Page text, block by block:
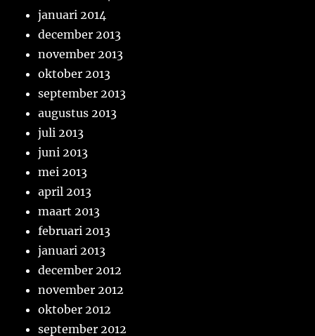
januari 2014
december 2013
november 2013
oktober 2013
september 2013
augustus 2013
juli 2013
juni 2013
mei 2013
april 2013
maart 2013
februari 2013
januari 2013
december 2012
november 2012
oktober 2012
september 2012